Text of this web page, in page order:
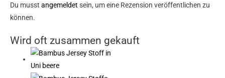
Du musst angemeldet sein, um eine Rezension veröffentlichen zu
können.
Wird oft zusammen gekauft